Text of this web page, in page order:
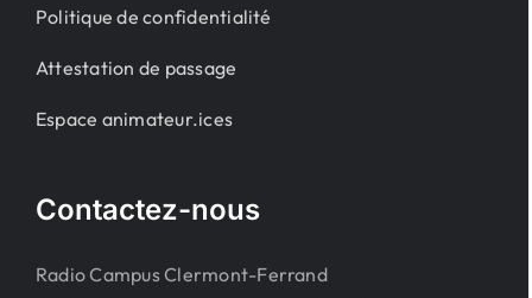
Politique de confidentialité
Attestation de passage
Espace animateur.ices
Contactez-nous
Radio Campus Clermont-Ferrand